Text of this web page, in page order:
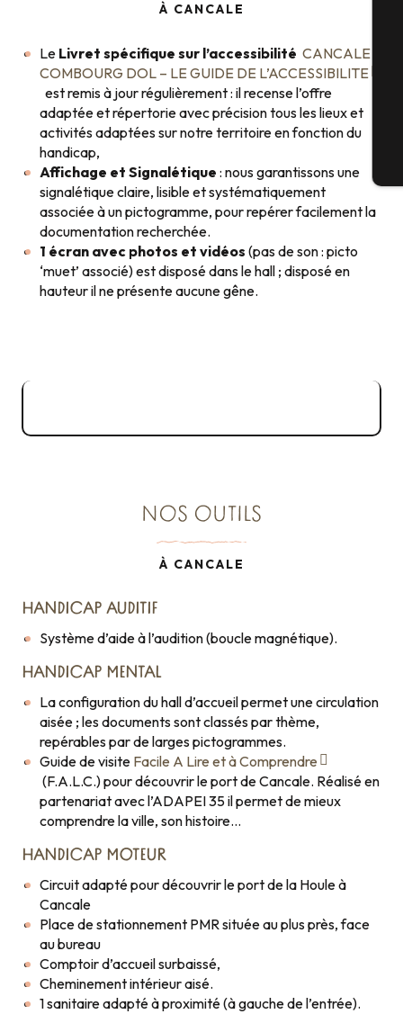
À CANCALE
Le Livret spécifique sur l’accessibilité CANCALE
COMBOURG DOL – LE GUIDE DE L’ACCESSIBILITE
est remis à jour régulièrement : il recense l’offre
adaptée et répertorie avec précision tous les lieux et
activités adaptées sur notre territoire en fonction du
handicap,
Affichage et Signalétique : nous garantissons une
signalétique claire, lisible et systématiquement
associée à un pictogramme, pour repérer facilement la
documentation recherchée.
1 écran avec photos et vidéos (pas de son : picto
‘muet’ associé) est disposé dans le hall ; disposé en
hauteur il ne présente aucune gêne.
NOS OUTILS
À CANCALE
HANDICAP AUDITIF
Système d’aide à l’audition (boucle magnétique).
HANDICAP MENTAL
La configuration du hall d’accueil permet une circulation
aisée ; les documents sont classés par thème,
repérables par de larges pictogrammes.
Guide de visite Facile A Lire et à Comprendre
(F.A.L.C.) pour découvrir le port de Cancale. Réalisé en
partenariat avec l’ADAPEI 35 il permet de mieux
comprendre la ville, son histoire…
HANDICAP MOTEUR
Circuit adapté pour découvrir le port de la Houle à
Cancale
Place de stationnement PMR située au plus près, face
au bureau
Comptoir d’accueil surbaissé,
Cheminement intérieur aisé.
1 sanitaire adapté à proximité (à gauche de l’entrée).